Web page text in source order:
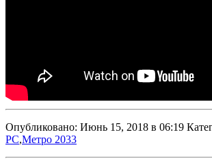
Опубликовано: Июнь 15, 2018 в 06:19
PC,Метро 2033